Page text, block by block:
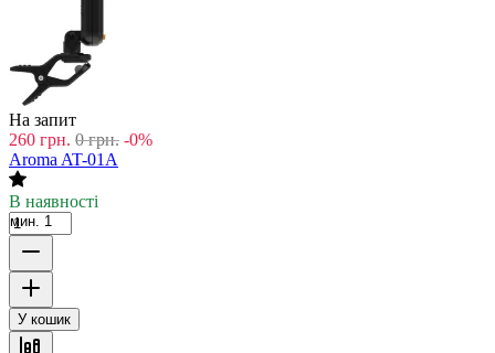
На запит
260 грн. 0 грн. -0%
Aroma AT-01A
В наявності
мин. 1
У кошик